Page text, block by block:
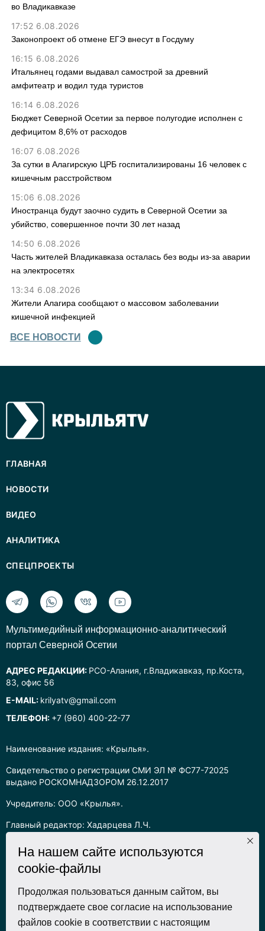
во Владикавказе
17:52 6.08.2026
Законопроект об отмене ЕГЭ внесут в Госдуму
16:15 6.08.2026
Итальянец годами выдавал самострой за древний
амфитеатр и водил туда туристов
16:14 6.08.2026
Бюджет Северной Осетии за первое полугодие исполнен с
дефицитом 8,6% от расходов
16:07 6.08.2026
За сутки в Алагирскую ЦРБ госпитализированы 16 человек с
кишечным расстройством
15:06 6.08.2026
Иностранца будут заочно судить в Северной Осетии за
убийство, совершенное почти 30 лет назад
14:50 6.08.2026
Часть жителей Владикавказа осталась без воды из-за аварии
на электросетях
13:34 6.08.2026
Жители Алагира сообщают о массовом заболевании
кишечной инфекцией
ВСЕ НОВОСТИ
Наименование издания: «Крылья».
Свидетельство о регистрации СМИ ЭЛ № ФС77-72025
выдано РОСКОМНАДЗОРОМ 26.12.2017
Учредитель: ООО «Крылья».
Главный редактор: Хадарцева Л.Ч.
Информация на сайте предназначена для лиц старше 16 лет.
Все права на любые материалы, опубликованные на сайте,
защищены в соответствии с российским законодательством
об интеллектуальной собственности. Любое использование
текстовых, фото, аудио и видеоматериалов возможно только
с согласия правообладателя (ООО «Крылья») и при строгом
наличии ссылки на ресурс. Для сетевых ресурсов –
ГЛАВНАЯ
НОВОСТИ
ВИДЕО
АНАЛИТИКА
СПЕЦПРОЕКТЫ
Mультимедийный информационно-аналитический
портал Северной Осетии
АДРЕС РЕДАКЦИИ: РСО-Алания, г.Владикавказ, пр.Коста,
83, офис 56
E-MAIL: krilyatv@gmail.com
ТЕЛЕФОН: +7 (960) 400-22-77
На нашем сайте используются
cookie-файлы
Продолжая пользоваться данным сайтом, вы
подтверждаете свое согласие на использование
файлов cookie в соответствии с настоящим